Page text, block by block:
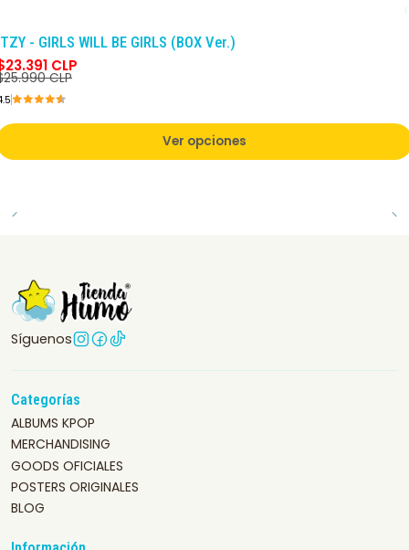
- GIRLS WILL BE GIRLS (BOX Ver.)
CLP
CLP
Ver opciones
Síguenos
Categorías
ALBUMS KPOP
MERCHANDISING
GOODS OFICIALES
POSTERS ORIGINALES
BLOG